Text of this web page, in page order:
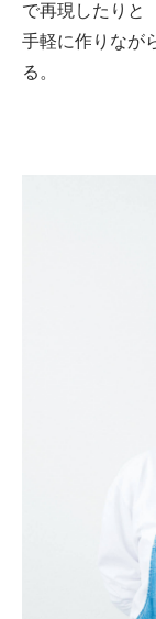
で再現したりと
手軽に作りなが
る。